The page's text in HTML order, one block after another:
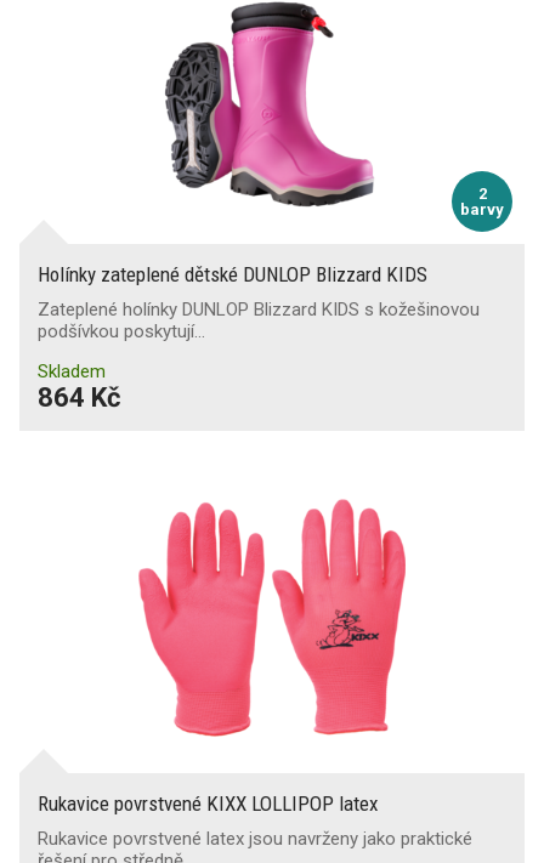
2
barvy
Holínky zateplené dětské DUNLOP Blizzard KIDS
Zateplené holínky DUNLOP Blizzard KIDS s kožešinovou
podšívkou poskytují…
Skladem
864 Kč
Rukavice povrstvené KIXX LOLLIPOP latex
Rukavice povrstvené latex jsou navrženy jako praktické